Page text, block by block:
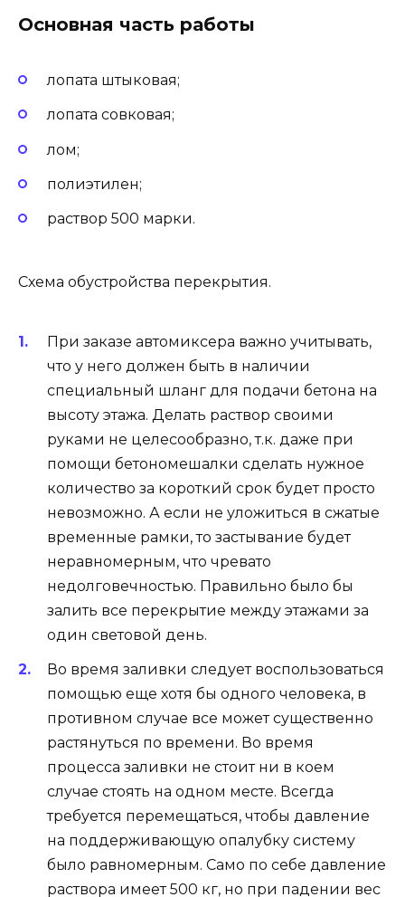
Основная часть работы
лопата штыковая;
лопата совковая;
лом;
полиэтилен;
раствор 500 марки.
Схема обустройства перекрытия.
При заказе автомиксера важно учитывать,
что у него должен быть в наличии
специальный шланг для подачи бетона на
высоту этажа. Делать раствор своими
руками не целесообразно, т.к. даже при
помощи бетономешалки сделать нужное
количество за короткий срок будет просто
невозможно. А если не уложиться в сжатые
временные рамки, то застывание будет
неравномерным, что чревато
недолговечностью. Правильно было бы
залить все перекрытие между этажами за
один световой день.
Во время заливки следует воспользоваться
помощью еще хотя бы одного человека, в
противном случае все может существенно
растянуться по времени. Во время
процесса заливки не стоит ни в коем
случае стоять на одном месте. Всегда
требуется перемещаться, чтобы давление
на поддерживающую опалубку систему
было равномерным. Само по себе давление
раствора имеет 500 кг, но при падении вес